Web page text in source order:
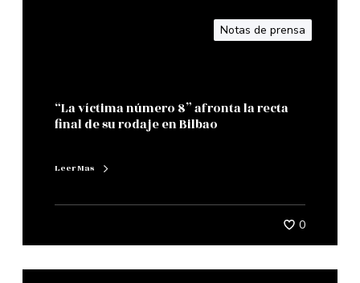
Notas de prensa
“La víctima número 8” afronta la recta
final de su rodaje en Bilbao
Leer Mas
0